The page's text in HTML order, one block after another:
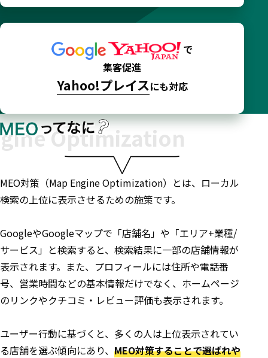
で
集客促進
Yahoo!プレイスにも対応
MEO対策（Map Engine Optimization）とは、ローカル
検索の上位に表示させるための施策です。
GoogleやGoogleマップで「店舗名」や「エリア+業種/
サービス」と検索すると、検索結果に一部の店舗情報が
表示されます。また、プロフィールには住所や電話番
号、営業時間などの基本情報だけでなく、ホームページ
のリンクやクチコミ・レビュー評価も表示されます。
ユーザー行動に基づくと、多くの人は上位表示されてい
る店舗を選ぶ傾向にあり、 MEO対策することで選ばれや